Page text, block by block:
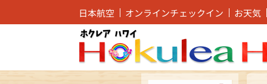
日本航空 オンラインチェックイン お天気